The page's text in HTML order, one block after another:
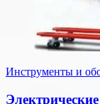
Инструменты и